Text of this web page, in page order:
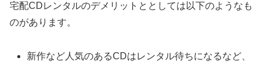
宅配CDレンタルのデメリットととしては以下のようなも
のがあります。
新作など人気のあるCDはレンタル待ちになるなど、